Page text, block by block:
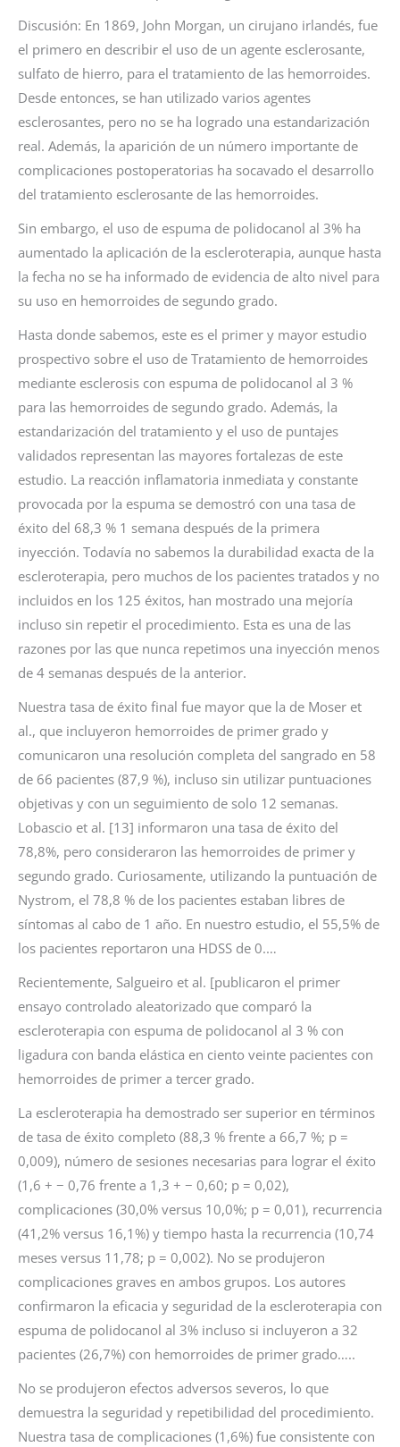
Discusión: En 1869, John Morgan, un cirujano irlandés, fue
el primero en describir el uso de un agente esclerosante,
sulfato de hierro, para el tratamiento de las hemorroides.
Desde entonces, se han utilizado varios agentes
esclerosantes, pero no se ha logrado una estandarización
real. Además, la aparición de un número importante de
complicaciones postoperatorias ha socavado el desarrollo
del tratamiento esclerosante de las hemorroides.
Sin embargo, el uso de espuma de polidocanol al 3% ha
aumentado la aplicación de la escleroterapia, aunque hasta
la fecha no se ha informado de evidencia de alto nivel para
su uso en hemorroides de segundo grado.
Hasta donde sabemos, este es el primer y mayor estudio
prospectivo sobre el uso de Tratamiento de hemorroides
mediante esclerosis con espuma de polidocanol al 3 %
para las hemorroides de segundo grado. Además, la
estandarización del tratamiento y el uso de puntajes
validados representan las mayores fortalezas de este
estudio. La reacción inflamatoria inmediata y constante
provocada por la espuma se demostró con una tasa de
éxito del 68,3 % 1 semana después de la primera
inyección. Todavía no sabemos la durabilidad exacta de la
escleroterapia, pero muchos de los pacientes tratados y no
incluidos en los 125 éxitos, han mostrado una mejoría
incluso sin repetir el procedimiento. Esta es una de las
razones por las que nunca repetimos una inyección menos
de 4 semanas después de la anterior.
Nuestra tasa de éxito final fue mayor que la de Moser et
al., que incluyeron hemorroides de primer grado y
comunicaron una resolución completa del sangrado en 58
de 66 pacientes (87,9 %), incluso sin utilizar puntuaciones
objetivas y con un seguimiento de solo 12 semanas.
Lobascio et al. [13] informaron una tasa de éxito del
78,8%, pero consideraron las hemorroides de primer y
segundo grado. Curiosamente, utilizando la puntuación de
Nystrom, el 78,8 % de los pacientes estaban libres de
síntomas al cabo de 1 año. En nuestro estudio, el 55,5% de
los pacientes reportaron una HDSS de 0.…
Recientemente, Salgueiro et al. [publicaron el primer
ensayo controlado aleatorizado que comparó la
escleroterapia con espuma de polidocanol al 3 % con
ligadura con banda elástica en ciento veinte pacientes con
hemorroides de primer a tercer grado.
La escleroterapia ha demostrado ser superior en términos
de tasa de éxito completo (88,3 % frente a 66,7 %; p =
0,009), número de sesiones necesarias para lograr el éxito
(1,6 + − 0,76 frente a 1,3 + − 0,60; p = 0,02),
complicaciones (30,0% versus 10,0%; p = 0,01), recurrencia
(41,2% versus 16,1%) y tiempo hasta la recurrencia (10,74
meses versus 11,78; p = 0,002). No se produjeron
complicaciones graves en ambos grupos. Los autores
confirmaron la eficacia y seguridad de la escleroterapia con
espuma de polidocanol al 3% incluso si incluyeron a 32
pacientes (26,7%) con hemorroides de primer grado…..
No se produjeron efectos adversos severos, lo que
demuestra la seguridad y repetibilidad del procedimiento.
Nuestra tasa de complicaciones (1,6%) fue consistente con